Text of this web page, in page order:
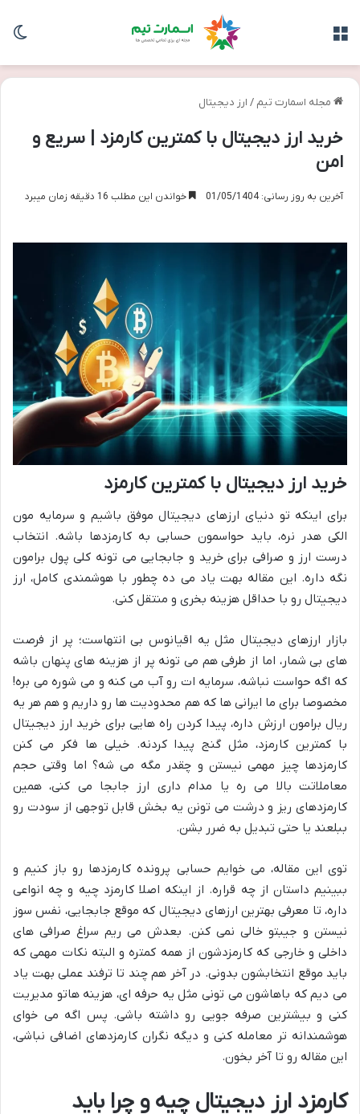
مجله اسمارت تیم / ارز دیجیتال
خرید ارز دیجیتال با کمترین کارمزد | سریع و
امن
آخرین به روز رسانی: 01/05/1404 خواندن این مطلب 16 دقیقه زمان میبرد
خرید ارز دیجیتال با کمترین کارمزد
برای اینکه تو دنیای ارزهای دیجیتال موفق باشیم و سرمایه مون
الکی هدر نره، باید حواسمون حسابی به کارمزدها باشه. انتخاب
درست ارز و صرافی برای خرید و جابجایی می تونه کلی پول برامون
نگه داره. این مقاله بهت یاد می ده چطور با هوشمندی کامل، ارز
دیجیتال رو با حداقل هزینه بخری و منتقل کنی.
بازار ارزهای دیجیتال مثل یه اقیانوس بی انتهاست؛ پر از فرصت
های بی شمار، اما از طرفی هم می تونه پر از هزینه های پنهان باشه
که اگه حواست نباشه، سرمایه ات رو آب می کنه و می شوره می بره!
مخصوصا برای ما ایرانی ها که هم محدودیت ها رو داریم و هم هر یه
ریال برامون ارزش داره، پیدا کردن راه هایی برای خرید ارز دیجیتال
با کمترین کارمزد، مثل گنج پیدا کردنه. خیلی ها فکر می کنن
کارمزدها چیز مهمی نیستن و چقدر مگه می شه؟ اما وقتی حجم
معاملاتت بالا می ره یا مدام داری ارز جابجا می کنی، همین
کارمزدهای ریز و درشت می تونن یه بخش قابل توجهی از سودت رو
ببلعند یا حتی تبدیل به ضرر بشن.
توی این مقاله، می خوایم حسابی پرونده کارمزدها رو باز کنیم و
ببینیم داستان از چه قراره. از اینکه اصلا کارمزد چیه و چه انواعی
داره، تا معرفی بهترین ارزهای دیجیتال که موقع جابجایی، نفس سوز
نیستن و جیبتو خالی نمی کنن. بعدش می ریم سراغ صرافی های
داخلی و خارجی که کارمزدشون از همه کمتره و البته نکات مهمی که
باید موقع انتخابشون بدونی. در آخر هم چند تا ترفند عملی بهت یاد
می دیم که باهاشون می تونی مثل یه حرفه ای، هزینه هاتو مدیریت
کنی و بیشترین صرفه جویی رو داشته باشی. پس اگه می خوای
هوشمندانه تر معامله کنی و دیگه نگران کارمزدهای اضافی نباشی،
این مقاله رو تا آخر بخون.
کارمزد ارز دیجیتال چیه و چرا باید